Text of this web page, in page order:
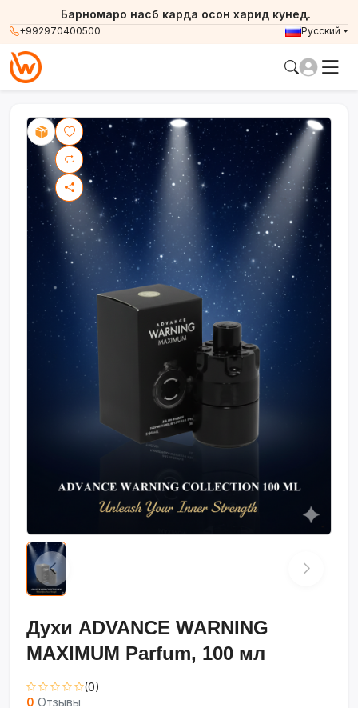
+992970400500
Барномаро насб карда осон харид кунед.
Русский
Духи ADVANCE WARNING
MAXIMUM Parfum, 100 мл
(0)
0 Отзывы